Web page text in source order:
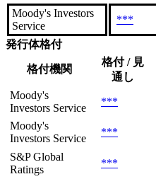
Moody's Investors
Service
***
発行体格付
格付機関
格付 / 見
通し
Moody's
Investors Service
***
Moody's
Investors Service
***
S&P Global
Ratings
***